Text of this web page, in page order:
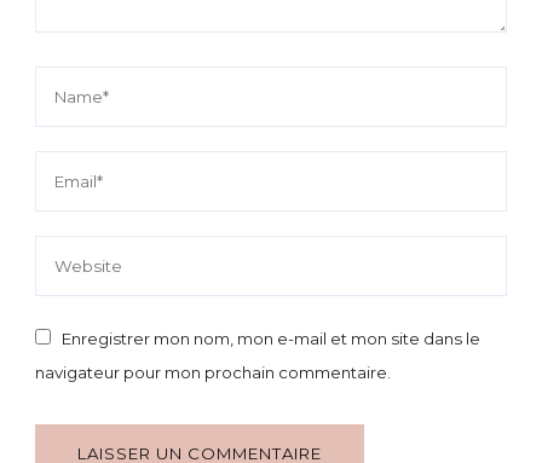
Enregistrer mon nom, mon e-mail et mon site dans le
navigateur pour mon prochain commentaire.